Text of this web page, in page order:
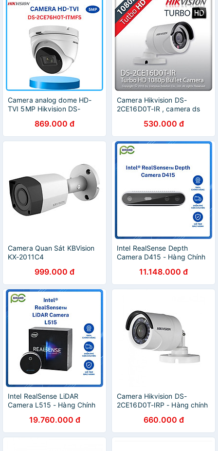
Camera analog dome HD-
TVI 5MP Hikvision DS-
mic thu âm - Hàng chính
hãng
869.000 đ
Camera Hikvision DS-
2CE16D0T-IR , camera ds
530.000 đ
Camera Quan Sát KBVision
KX-2011C4
999.000 đ
Intel RealSense Depth
Camera D415 - Hàng Chính
11.148.000 đ
Intel RealSense LiDAR
Camera L515 - Hàng Chính
19.760.000 đ
Camera Hikvision DS-
2CE16D0T-IRP - Hàng chính
660.000 đ